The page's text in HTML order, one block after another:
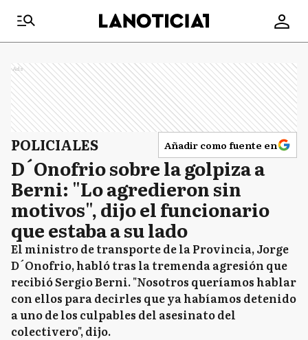
Ads
POLICIALES Añadir como fuente en
D´Onofrio sobre la golpiza a
Berni: "Lo agredieron sin
motivos", dijo el funcionario
que estaba a su lado
El ministro de transporte de la Provincia, Jorge
D´Onofrio, habló tras la tremenda agresión que
recibió Sergio Berni. "Nosotros queríamos hablar
con ellos para decirles que ya habíamos detenido
a uno de los culpables del asesinato del
colectivero", dijo.